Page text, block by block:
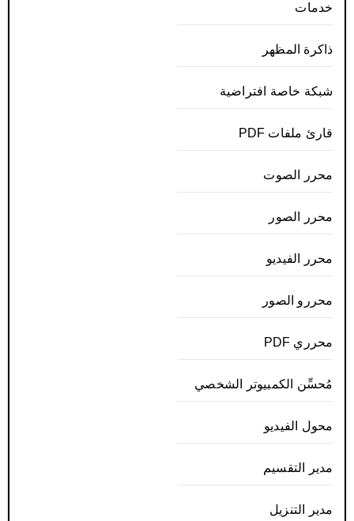
خدمات
ذاكرة المظهر
شبكة خاصة افتراضية
قارئ ملفات PDF
محرر الصوت
محرر الصور
محرر الفيديو
محررو الصور
محرري PDF
مُحسِّن الكمبيوتر الشخصي
محول الفيديو
مدير التقسيم
مدير التنزيل